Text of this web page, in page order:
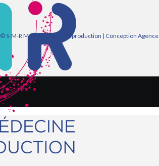
© S-M-R Médecine de la reproduction | Conception Agence